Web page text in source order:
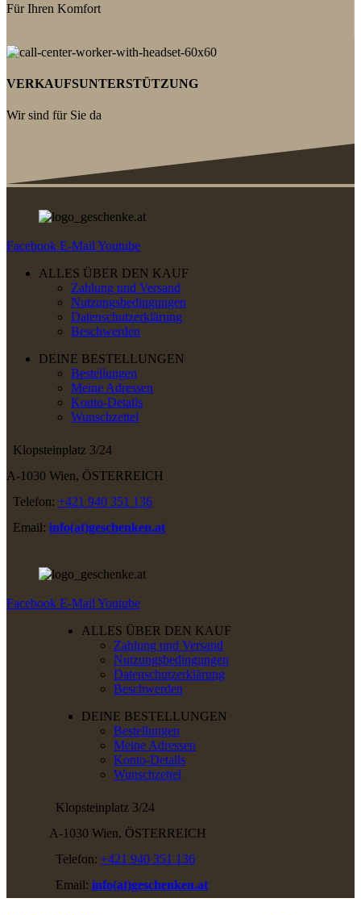
Für Ihren Komfort
VERKAUFSUNTERSTÜTZUNG
Wir sind für Sie da
Facebook E-Mail Youtube
ALLES ÜBER DEN KAUF
Zahlung und Versand
Nutzungsbedingungen
Datenschutzerklärung
Beschwerden
DEINE BESTELLUNGEN
Bestellungen
Meine Adressen
Konto-Details
Wunschzettel
Klopsteinplatz 3/24
A-1030 Wien, ÖSTERREICH
Telefon: +421 940 351 136
Email: info(at)geschenken.at
Facebook E-Mail Youtube
ALLES ÜBER DEN KAUF
Zahlung und Versand
Nutzungsbedingungen
Datenschutzerklärung
Beschwerden
DEINE BESTELLUNGEN
Bestellungen
Meine Adressen
Konto-Details
Wunschzettel
Klopsteinplatz 3/24
A-1030 Wien, ÖSTERREICH
Telefon: +421 940 351 136
Email: info(at)geschenken.at